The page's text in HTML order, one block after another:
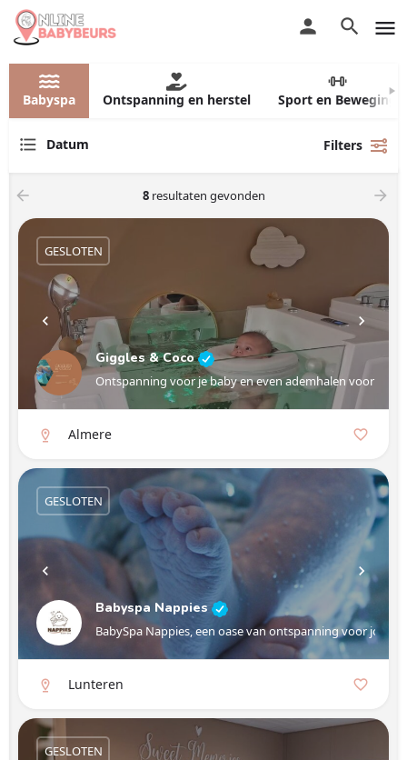
Babyspa Ontspanning en herstel Sport en Beweging
Datum Filters
8resultaten gevonden
Giggles & Coco
Ontspanning voor je baby en even ademhalen voor jou.
GESLOTEN
Almere
Babyspa Nappies
BabySpa Nappies, een oase van ontspanning voor jouw
GESLOTEN
Lunteren
GESLOTEN